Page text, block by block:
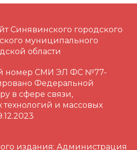
Синявинского городского
муниципального
области
номер СМИ ЭЛ ФС №77-
Федеральной
в сфере связи,
и массовых
издания: Администрация